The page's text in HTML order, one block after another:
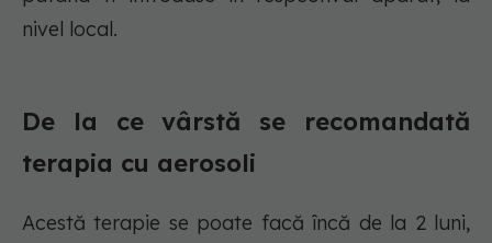
nivel local.
De la ce vârstă se recomandată
terapia cu aerosoli
Acestă terapie se poate facă încă de la 2 luni,